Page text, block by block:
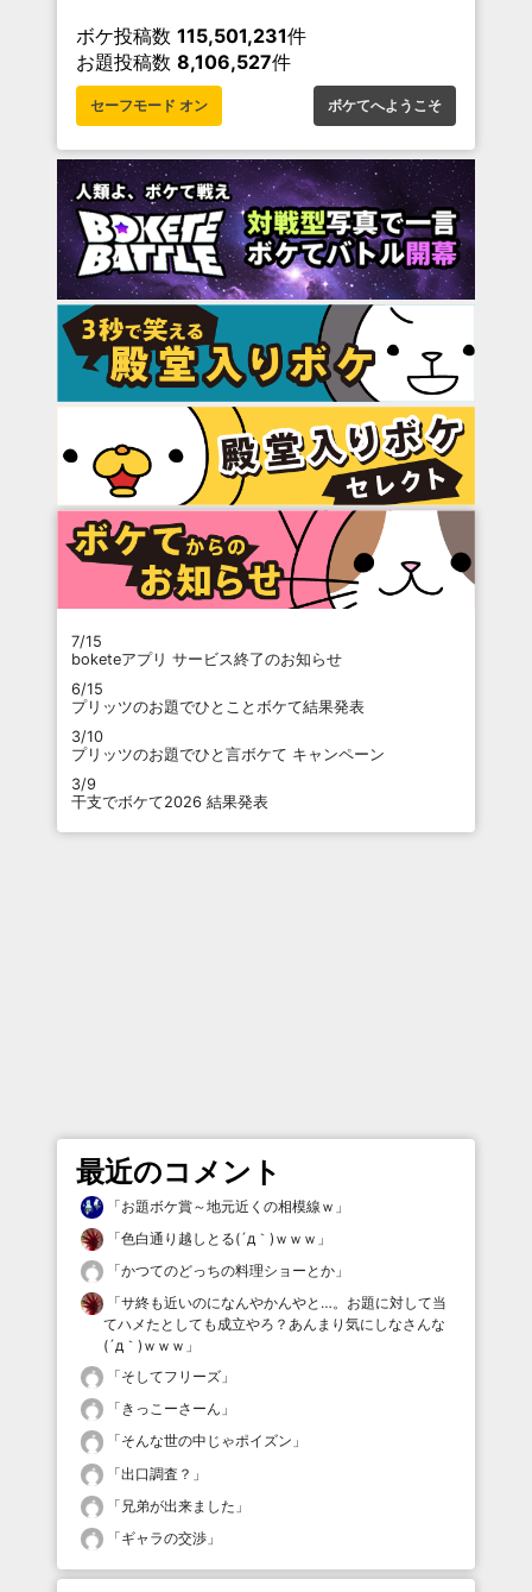
ボケ投稿数 115,501,231件
お題投稿数 8,106,527件
セーフモード オン ボケてへようこそ
7/15
boketeアプリ サービス終了のお知らせ
6/15
プリッツのお題でひとことボケて結果発表
3/10
プリッツのお題でひと言ボケて キャンペーン
3/9
干支でボケて2026 結果発表
最近のコメント
「お題ボケ賞～地元近くの相模線ｗ 」
「色白通り越しとる(´д｀)ｗｗｗ 」
「かつてのどっちの料理ショーとか 」
「サ終も近いのになんやかんやと…。お題に対して当
てハメたとしても成立やろ？あんまり気にしなさんな
(´д｀)ｗｗｗ 」
「そしてフリーズ 」
「 きっこーさーん 」
「そんな世の中じゃポイズン 」
「出口調査？ 」
「 兄弟が出来ました 」
「ギャラの交渉 」